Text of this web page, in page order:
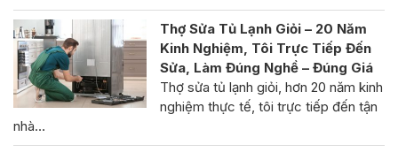
Thợ Sửa Tủ Lạnh Giỏi – 20 Năm
Kinh Nghiệm, Tôi Trực Tiếp Đến
Sửa, Làm Đúng Nghề – Đúng Giá
Thợ sửa tủ lạnh giỏi, hơn 20 năm kinh
nghiệm thực tế, tôi trực tiếp đến tận
nhà…